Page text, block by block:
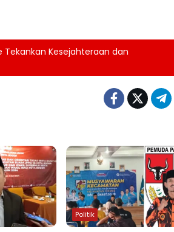
Tekankan Kesejahteraan dan
Politik